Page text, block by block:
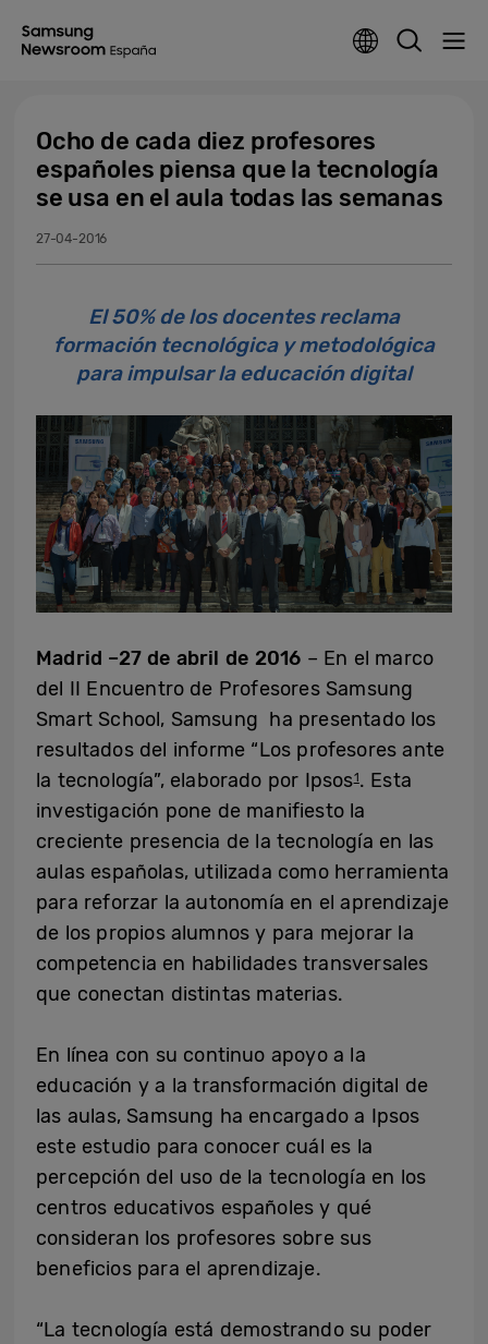
Ocho de cada diez profesores
españoles piensa que la tecnología
se usa en el aula todas las semanas
27-04-2016
El 50% de los docentes reclama
formación tecnológica y metodológica
para impulsar la educación digital
Madrid –27 de abril de 2016 – En el marco
del II Encuentro de Profesores Samsung
Smart School, Samsung ha presentado los
resultados del informe “Los profesores ante
la tecnología”, elaborado por Ipsos1. Esta
investigación pone de manifiesto la
creciente presencia de la tecnología en las
aulas españolas, utilizada como herramienta
para reforzar la autonomía en el aprendizaje
de los propios alumnos y para mejorar la
competencia en habilidades transversales
que conectan distintas materias.
En línea con su continuo apoyo a la
educación y a la transformación digital de
las aulas, Samsung ha encargado a Ipsos
este estudio para conocer cuál es la
percepción del uso de la tecnología en los
centros educativos españoles y qué
consideran los profesores sobre sus
beneficios para el aprendizaje.
“La tecnología está demostrando su poder